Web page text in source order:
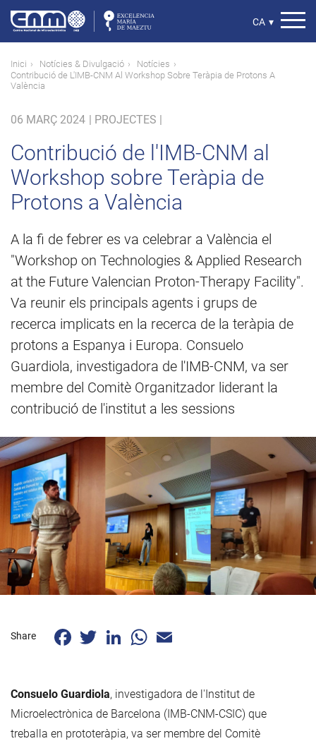
contingut
Select
CA ▾
Fil
d'ariadna
Inici Notícies & Divulgació
Notícies
Contribució de L'IMB-CNM Al Workshop Sobre Teràpia de Protons A
València
06 MARÇ 2024 | PROJECTES |
Contribució de l'IMB-CNM al
Workshop sobre Teràpia de
Protons a València
A la fi de febrer es va celebrar a València el
"Workshop on Technologies & Applied Research
at the Future Valencian Proton-Therapy Facility".
Va reunir els principals agents i grups de
recerca implicats en la recerca de la teràpia de
protons a Espanya i Europa. Consuelo
Guardiola, investigadora de l'IMB-CNM, va ser
membre del Comitè Organitzador liderant la
contribució de l'institut a les sessions
Share FacebookTwitterLinkedInWhatsApp
Consuelo Guardiola, investigadora de l'Institut de
Microelectrònica de Barcelona (IMB-CNM-CSIC) que
treballa en prototeràpia, va ser membre del Comitè